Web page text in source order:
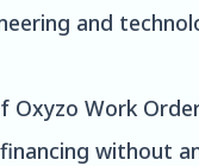
and
Work
without